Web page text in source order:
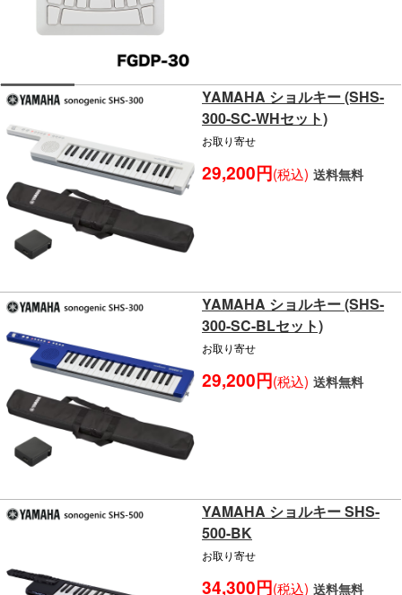
YAMAHA ショルキー (SHS-
300-SC-WHセット)
お取り寄せ
29,200円(税込) 送料無料
YAMAHA ショルキー (SHS-
300-SC-BLセット)
お取り寄せ
29,200円(税込) 送料無料
YAMAHA ショルキー SHS-
500-BK
お取り寄せ
34,300円(税込) 送料無料